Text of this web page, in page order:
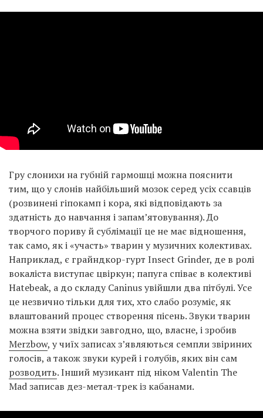
Гру слонихи на губній гармошці можна пояснити
тим, що у слонів найбільший мозок серед усіх ссавців
(розвинені гіпокамп і кора, які відповідають за
здатність до навчання і запам’ятовування). До
творчого пориву й сублімації це не має відношення,
так само, як і «участь» тварин у музичних колективах.
Наприклад, є грайндкор-гурт Insect Grinder, де в ролі
вокаліста виступає цвіркун; папуга співає в колективі
Hatebeak, а до складу Caninus увійшли два пітбулі. Усе
це незвично тільки для тих, хто слабо розуміє, як
влаштований процес створення пісень. Звуки тварин
можна взяти звідки завгодно, що, власне, і зробив
Merzbow, у чиїх записах з’являються семпли звіриних
голосів, а також звуки курей і голубів, яких він сам
розводить. Інший музикант під ніком Valentin The
Mad записав дез-метал-трек із кабанами.